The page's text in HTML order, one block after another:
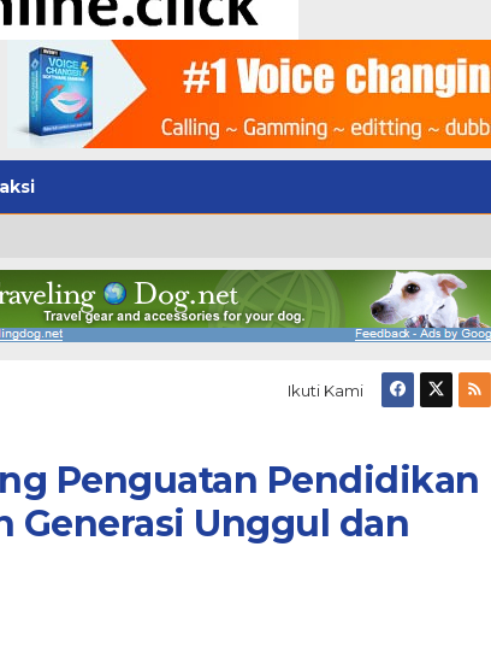
Ikuti Kami
Penguatan Pendidikan
Generasi Unggul dan